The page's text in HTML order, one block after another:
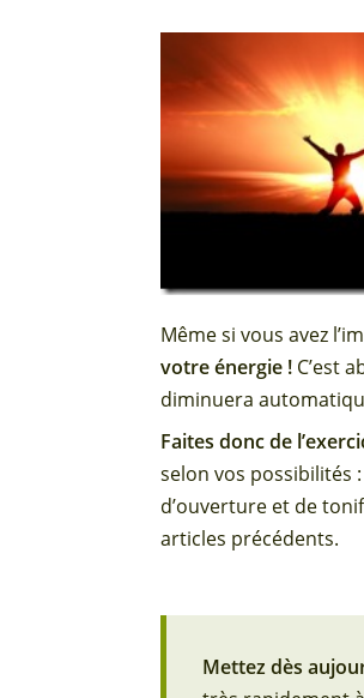
Même si vous avez
votre énergie ! C’est
diminuera
Faites donc de
selon vos possibilités :
d’ouverture et de
articles précédents.
Mettez dès